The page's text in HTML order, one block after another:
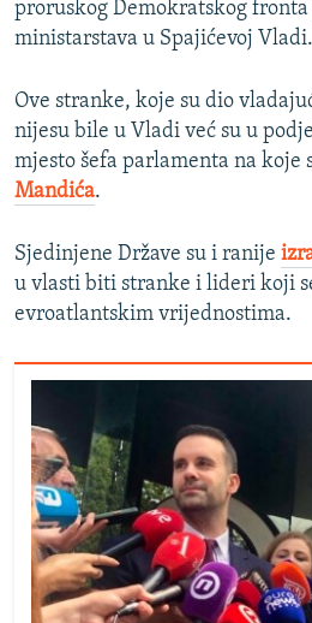
proruskog Demokratskog
ministarstava u Spajićevoj Vladi.
Ove stranke, koje su dio
nijesu bile u Vladi već su u
mjesto šefa parlamenta na koje
Mandića.
Sjedinjene Države su i ranije
u vlasti biti stranke i lideri koji
evroatlantskim vrijednostima.